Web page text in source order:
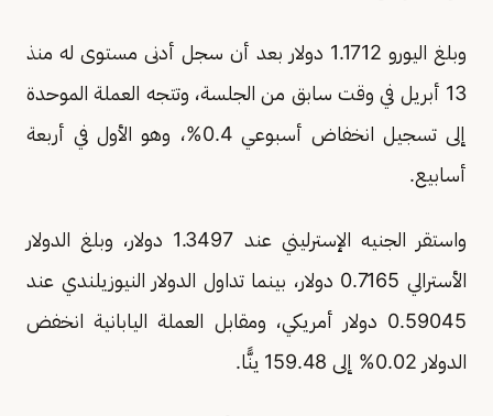
وبلغ اليورو 1.1712 دولار بعد أن سجل أدنى مستوى له منذ
13 أبريل ‌في وقت سابق من الجلسة، وتتجه العملة الموحدة
إلى تسجيل انخفاض أسبوعي 0.4%، وهو الأول في أربعة
أسابيع.
واستقر الجنيه الإسترليني عند 1.3497 دولار، وبلغ الدولار
الأسترالي 0.7165 دولار، بينما تداول الدولار النيوزيلندي عند
0.59045 دولار أمريكي، ومقابل العملة اليابانية انخفض
الدولار 0.02% إلى 159.48 ينًّا.